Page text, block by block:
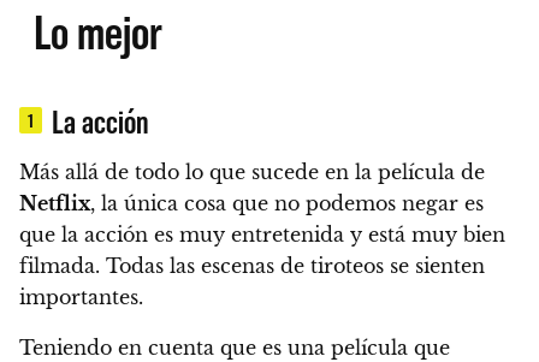
Lo mejor
1 La acción
Más allá de todo lo que sucede en la película de
Netflix, la única cosa que no podemos negar es
que la acción es muy entretenida y está muy bien
filmada. Todas las escenas de tiroteos se sienten
importantes.
Teniendo en cuenta que es una película que